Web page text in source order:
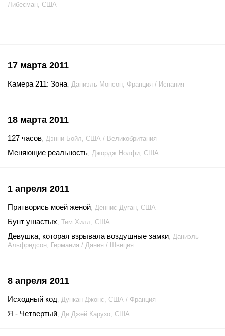
Либесман, США
17 марта 2011
Камера 211: Зона, Даниэль Монсон, Франция / Испания
18 марта 2011
127 часов, Дэнни Бойл, США / Великобритания
Меняющие реальность, Джордж Нолфи, США
1 апреля 2011
Притворись моей женой, Деннис Дуган, США
Бунт ушастых, Тим Хилл, США
Девушка, которая взрывала воздушные замки, Даниэль
Альфредсон, Германия / Дания / Швеция
8 апреля 2011
Исходный код, Дункан Джонс, США / Франция
Я - Четвертый, Ди Джей Карузо, США